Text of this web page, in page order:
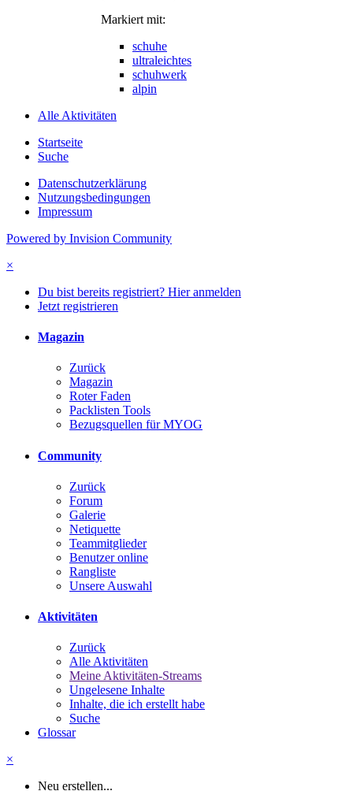
Markiert mit:
schuhe
ultraleichtes
schuhwerk
alpin
Alle Aktivitäten
Startseite
Suche
Datenschutzerklärung
Nutzungsbedingungen
Impressum
Powered by Invision Community
×
Du bist bereits registriert? Hier anmelden
Jetzt registrieren
Magazin
Zurück
Magazin
Roter Faden
Packlisten Tools
Bezugsquellen für MYOG
Community
Zurück
Forum
Galerie
Netiquette
Teammitglieder
Benutzer online
Rangliste
Unsere Auswahl
Aktivitäten
Zurück
Alle Aktivitäten
Meine Aktivitäten-Streams
Ungelesene Inhalte
Inhalte, die ich erstellt habe
Suche
Glossar
×
Neu erstellen...